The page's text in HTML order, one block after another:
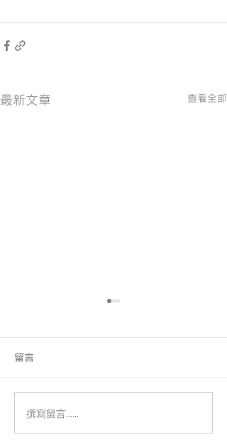
最新文章 查看全部
📣 優惠活動 #正式公布｜
#帶外地朋友來基隆
留言
撰寫留言......